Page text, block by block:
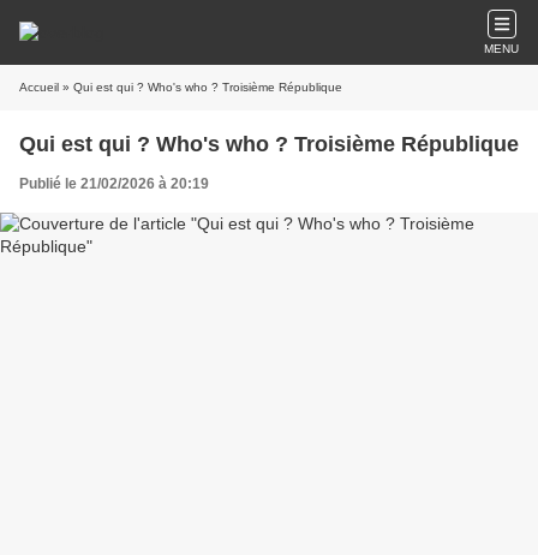
MENU
Accueil » Qui est qui ? Who's who ? Troisième République
Qui est qui ? Who's who ? Troisième République
Publié le 21/02/2026 à 20:19